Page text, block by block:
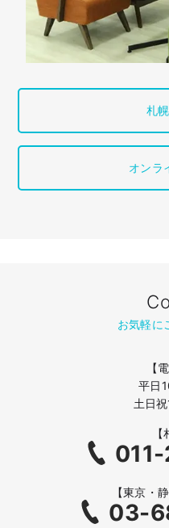
札
オンラ
お気軽に
【
平日
土日
【東京・
03-